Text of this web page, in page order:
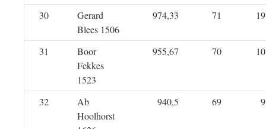
30
Gerard
Blees 1506
974,33 71 19
31
Boor
Fekkes
1523
955,67 70 10
32
Ab
Hoolhorst
940,5 69 9